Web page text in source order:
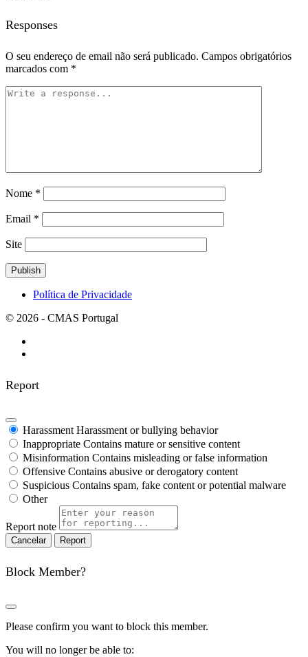
Responses
O seu endereço de email não será publicado. Campos obrigatórios
marcados com *
Nome *
Email *
Site
Política de Privacidade
© 2026 - CMAS Portugal
Report
Harassment Harassment or bullying behavior
Inappropriate Contains mature or sensitive content
Misinformation Contains misleading or false information
Offensive Contains abusive or derogatory content
Suspicious Contains spam, fake content or potential malware
Other
Report note
Report
Block Member?
Please confirm you want to block this member.
You will no longer be able to: